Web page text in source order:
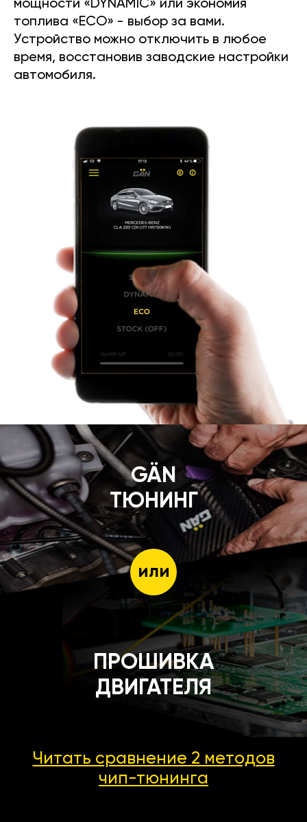
мощности «DYNAMIC» или экономия
топлива «ECO» - выбор за вами.
Устройство можно отключить в любое
время, восстановив заводские настройки
автомобиля.
GÄN
ТЮНИНГ
или
ПРОШИВКА
ДВИГАТЕЛЯ
Читать сравнение 2 методов
чип-тюнинга